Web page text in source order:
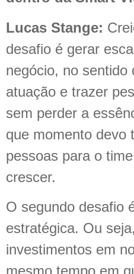
Lucas Stange:
desafio é gerar
negócio, no sentido
atuação e trazer
sem perder a
que momento devo
pessoas para o
crescer.
O segundo desafio
estratégica. Ou
investimentos em